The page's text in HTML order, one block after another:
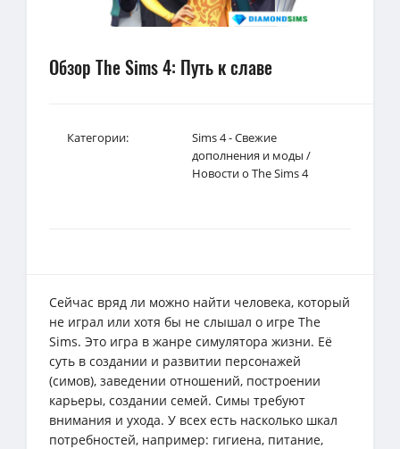
Обзор The Sims 4: Путь к славе
Категории:
Sims 4 - Свежие
дополнения и моды /
Новости о The Sims 4
Сейчас вряд ли можно найти человека, который
не играл или хотя бы не слышал о игре The
Sims. Это игра в жанре симулятора жизни. Её
суть в создании и развитии персонажей
(симов), заведении отношений, построении
карьеры, создании семей. Симы требуют
внимания и ухода. У всех есть насколько шкал
потребностей, например: гигиена, питание,